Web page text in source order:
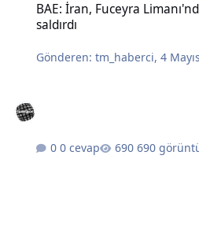
BAE: İran, Fuceyra
saldırdı
Gönderen:tm_haberci,4 Mayıs
0 cevap 690